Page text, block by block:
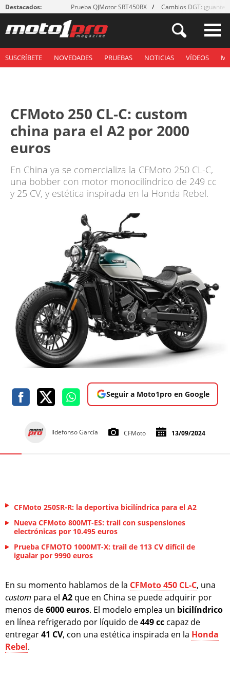
Destacados: Prueba QJMotor SRT450RX Cambios DGT: ¡guantes!
SUSCRÍBETE NOVEDADES PRUEBAS NOTICIAS VÍDEOS
CFMoto 250 CL-C: custom
china para el A2 por 2000
euros
En China ya se comercializa la CFMoto 250 CL-C,
una bobber con motor monocilíndrico de 249 cc
y 25 CV, y estética inspirada en la Honda Rebel.
Seguir a Moto1pro en Google
lldefonso García CFMoto 13/09/2024
CFMoto 250SR-R: la deportiva bicilíndrica para el A2
Nueva CFMoto 800MT-ES: trail con suspensiones
electrónicas por 10.495 euros
Prueba CFMOTO 1000MT-X: trail de 113 CV difícil de
igualar por 9990 euros
En su momento hablamos de la CFMoto 450 CL-C, una
custom para el A2 que en China se puede adquirir por
menos de6000 euros. El modelo emplea un bicilíndrico
en línea refrigerado por líquido de449 cc capaz de
entregar41 CV, con una estética inspirada en la Honda
Rebel.